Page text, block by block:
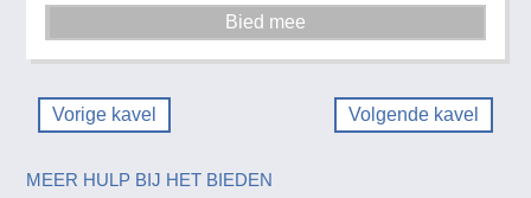
Vorige kavel Volgende kavel
MEER HULP BIJ HET BIEDEN